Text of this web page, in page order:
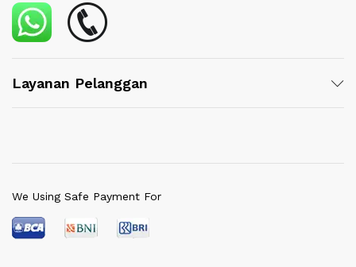
Layanan Pelanggan
We Using Safe Payment For